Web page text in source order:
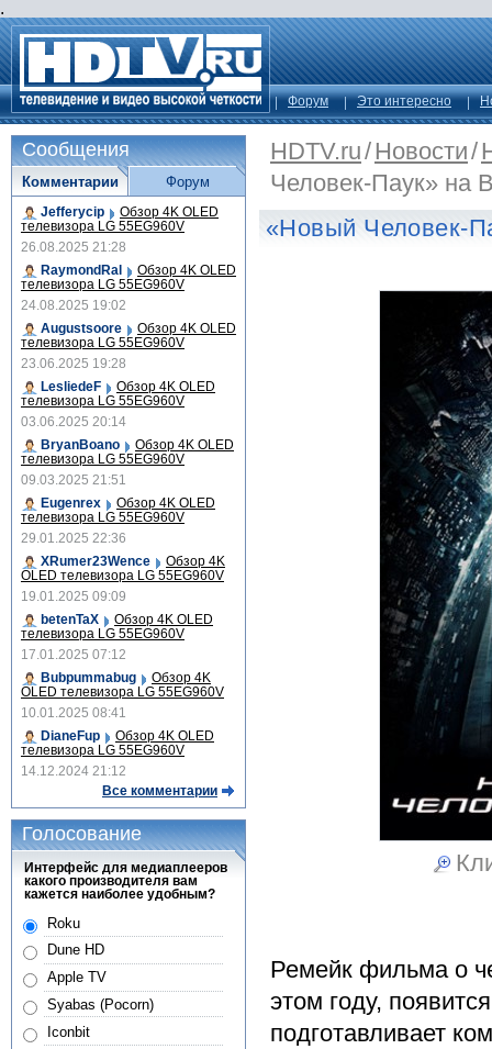
.
Форум Это интересно
HDTV.ru/Новости/
Человек-Паук» на
«Новый Человек-
Ремейк фильма о
этом году,
подготавливает
Сообщения
Комментарии
Jefferycip Обзор 4K OLED
телевизора LG 55EG960V
26.08.2025 21:28
RaymondRal
Обзор 4K OLED
телевизора LG 55EG960V
24.08.2025 19:02
Augustsoore
Обзор 4K OLED
телевизора LG 55EG960V
23.06.2025 19:28
LesliedeF
Обзор 4K OLED
телевизора LG 55EG960V
03.06.2025 20:14
BryanBoano
Обзор 4K OLED
телевизора LG 55EG960V
09.03.2025 21:51
Eugenrex
Обзор 4K OLED
телевизора LG 55EG960V
29.01.2025 22:36
XRumer23Wence
Обзор 4K
OLED телевизора LG 55EG960V
19.01.2025 09:09
betenTaX
Обзор 4K OLED
телевизора LG 55EG960V
17.01.2025 07:12
Bubpummabug
Обзор 4K
OLED телевизора LG 55EG960V
10.01.2025 08:41
DianeFup
Обзор 4K OLED
телевизора LG 55EG960V
14.12.2024 21:12
Все комментарии
Форум
Голосование
Интерфейс для медиаплееров
какого производителя вам
кажется наиболее удобным?
Roku
Dune HD
Apple TV
Syabas (Pocorn)
Iconbit